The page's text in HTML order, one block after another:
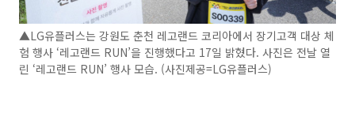
▲LG유플러스는 강원도 춘천 레고랜드 코리아에서 장기고객 대상 체
험 행사 ‘레고랜드 RUN’을 진행했다고 17일 밝혔다. 사진은 전날 열
린 ‘레고랜드 RUN’ 행사 모습. (사진제공=LG유플러스)